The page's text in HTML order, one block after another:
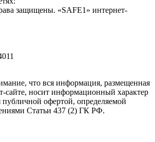
защищены. «SAFE1» интернет-
что вся информация, размещенная
сайте, носит информационный характер
публичной офертой, определяемой
Статьи 437 (2) ГК РФ.